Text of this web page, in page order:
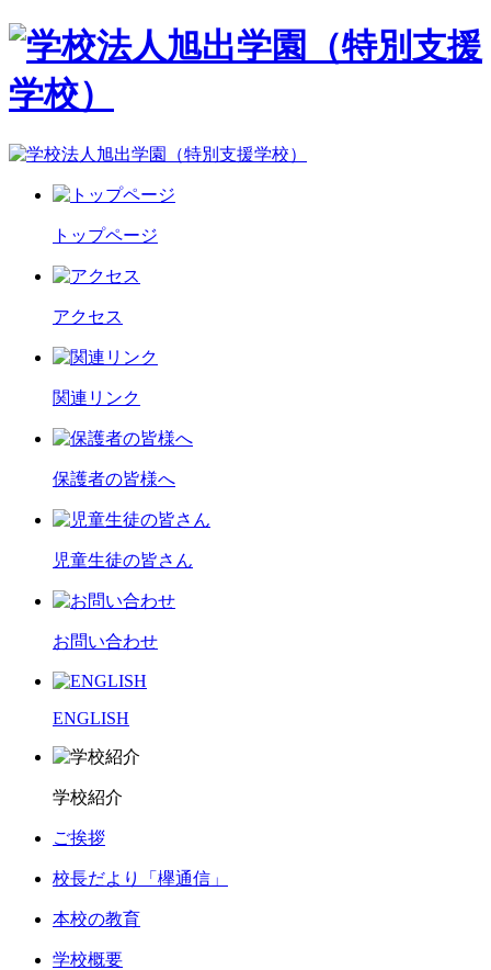
トップページ
アクセス
関連リンク
保護者の皆様へ
児童生徒の皆さん
お問い合わせ
ENGLISH
学校紹介
ご挨拶
校長だより「欅通信」
本校の教育
学校概要